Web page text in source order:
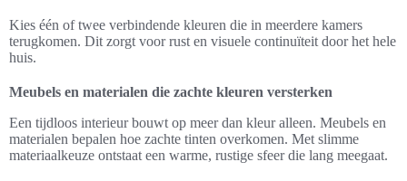
Kies één of twee verbindende kleuren die in meerdere kamers
terugkomen. Dit zorgt voor rust en visuele continuïteit door het hele
huis.
Meubels en materialen die zachte kleuren versterken
Een tijdloos interieur bouwt op meer dan kleur alleen. Meubels en
materialen bepalen hoe zachte tinten overkomen. Met slimme
materiaalkeuze ontstaat een warme, rustige sfeer die lang meegaat.